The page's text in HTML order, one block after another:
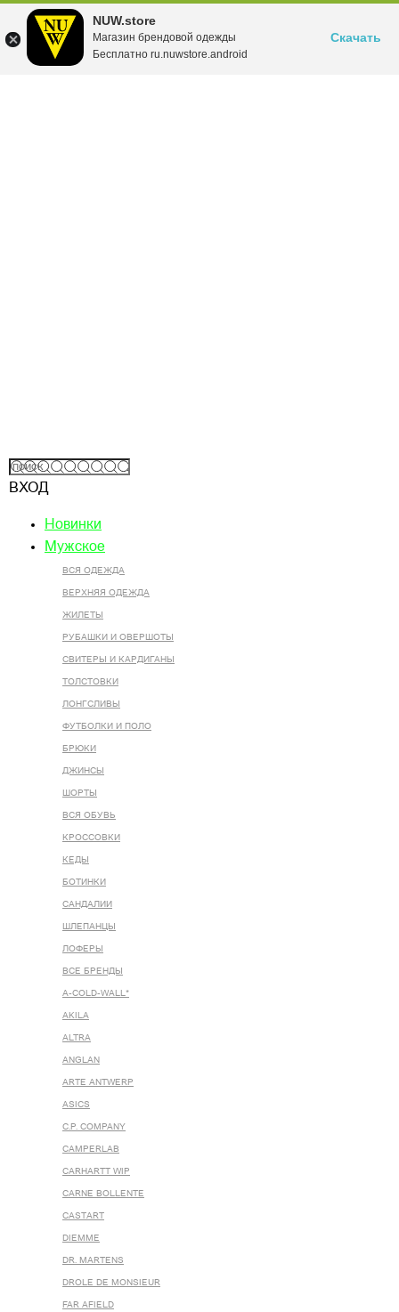
NUW.store
Магазин брендовой одежды
Бесплатно ru.nuwstore.android
Скачать
ВХОД
Новинки
Мужское
ВСЯ ОДЕЖДА
ВЕРХНЯЯ ОДЕЖДА
ЖИЛЕТЫ
РУБАШКИ И ОВЕРШОТЫ
СВИТЕРЫ И КАРДИГАНЫ
ТОЛСТОВКИ
ЛОНГСЛИВЫ
ФУТБОЛКИ И ПОЛО
БРЮКИ
ДЖИНСЫ
ШОРТЫ
ВСЯ ОБУВЬ
КРОССОВКИ
КЕДЫ
БОТИНКИ
САНДАЛИИ
ШЛЕПАНЦЫ
ЛОФЕРЫ
ВСЕ БРЕНДЫ
A-COLD-WALL*
AKILA
ALTRA
ANGLAN
ARTE ANTWERP
ASICS
C.P. COMPANY
CAMPERLAB
CARHARTT WIP
CARNE BOLLENTE
CASTART
DIEMME
DR. MARTENS
DROLE DE MONSIEUR
FAR AFIELD